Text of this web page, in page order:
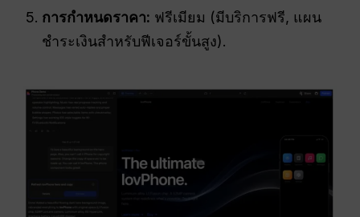
การกำหนดราคา: ฟรีเมียม (มีบริการฟรี, แผน
ชำระเงินสำหรับฟีเจอร์ขั้นสูง).